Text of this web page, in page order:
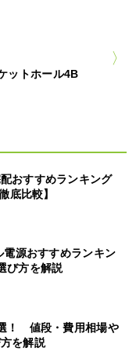
ットホール4B
おすすめランキング
底比較】
電源おすすめランキン
び方を解説
！ 値段・費用相場や
を解説